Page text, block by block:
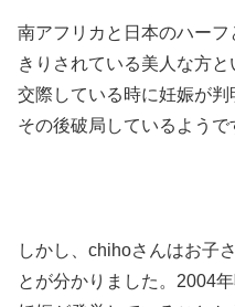
南アフリカと日本のハー
きりされている美人な方
交際している時に妊娠が判
その後破局しているようで
しかし、chihoさんはお子
とが分かりました。2004